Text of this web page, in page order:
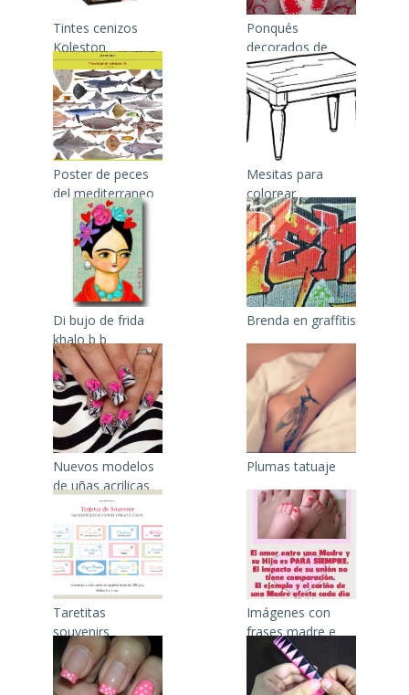
Tintes cenizos
Koleston
Ponqués
decorados de
amor
Poster de peces
del mediterraneo
Mesitas para
colorear
Di bujo de frida
khalo b b
Brenda en graffitis
Nuevos modelos
de uñas acrilicas
Plumas tatuaje
Taretitas
souvenirs
bautismo
Imágenes con
frases madre e